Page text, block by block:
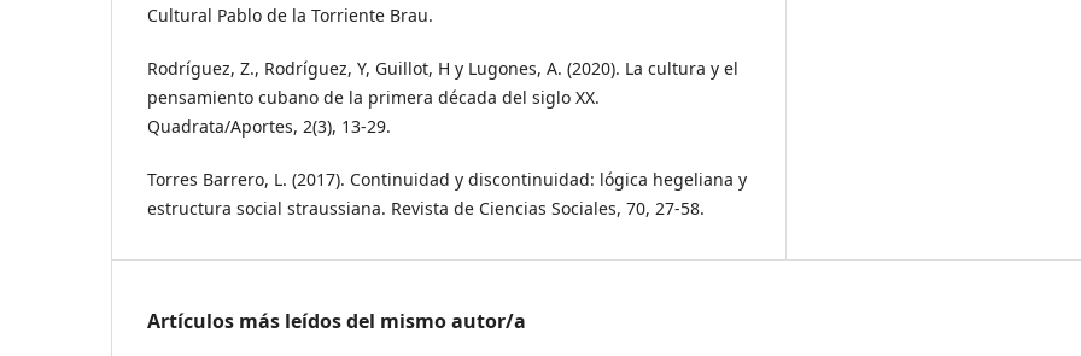
Cultural Pablo de la Torriente Brau.
Rodríguez, Z., Rodríguez, Y, Guillot, H y Lugones, A. (2020). La cultura y el
pensamiento cubano de la primera década del siglo XX.
Quadrata/Aportes, 2(3), 13-29.
Torres Barrero, L. (2017). Continuidad y discontinuidad: lógica hegeliana y
estructura social straussiana. Revista de Ciencias Sociales, 70, 27-58.
Artículos más leídos del mismo autor/a